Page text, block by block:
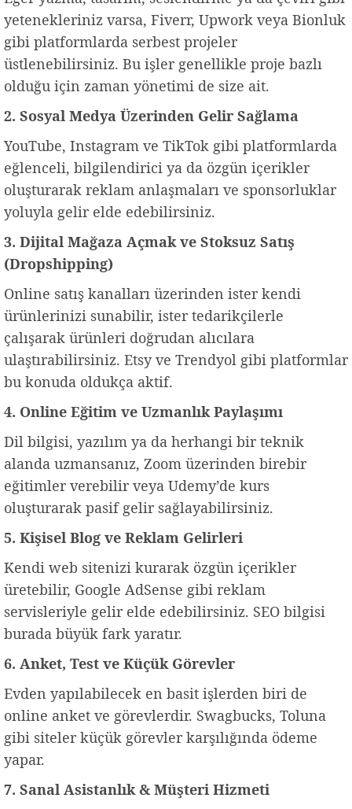
yetenekleriniz varsa, Fiverr, Upwork veya Bionluk
gibi platformlarda serbest projeler
üstlenebilirsiniz. Bu işler genellikle proje bazlı
olduğu için zaman yönetimi de size ait.
2. Sosyal Medya Üzerinden Gelir Sağlama
YouTube, Instagram ve TikTok gibi platformlarda
eğlenceli, bilgilendirici ya da özgün içerikler
oluşturarak reklam anlaşmaları ve sponsorluklar
yoluyla gelir elde edebilirsiniz.
3. Dijital Mağaza Açmak ve Stoksuz Satış
(Dropshipping)
Online satış kanalları üzerinden ister kendi
ürünlerinizi sunabilir, ister tedarikçilerle
çalışarak ürünleri doğrudan alıcılara
ulaştırabilirsiniz. Etsy ve Trendyol gibi platformlar
bu konuda oldukça aktif.
4. Online Eğitim ve Uzmanlık Paylaşımı
Dil bilgisi, yazılım ya da herhangi bir teknik
alanda uzmansanız, Zoom üzerinden birebir
eğitimler verebilir veya Udemy’de kurs
oluşturarak pasif gelir sağlayabilirsiniz.
5. Kişisel Blog ve Reklam Gelirleri
Kendi web sitenizi kurarak özgün içerikler
üretebilir, Google AdSense gibi reklam
servisleriyle gelir elde edebilirsiniz. SEO bilgisi
burada büyük fark yaratır.
6. Anket, Test ve Küçük Görevler
Evden yapılabilecek en basit işlerden biri de
online anket ve görevlerdir. Swagbucks, Toluna
gibi siteler küçük görevler karşılığında ödeme
yapar.
7. Sanal Asistanlık & Müşteri Hizmeti